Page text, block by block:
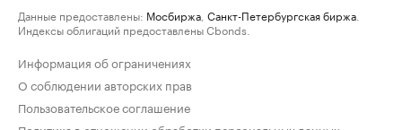
Данные предоставлены: Мосбиржа Санкт-Петербургская биржа
Индексы облигаций предоставлены Cbonds.
Информация об ограничениях
О соблюдении авторских прав
Пользовательское соглашение